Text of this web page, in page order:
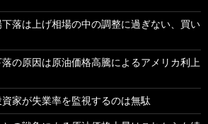
落は上げ相場の中の調整に過ぎない、買い
の原因は原油価格高騰によるアメリカ利上
家が失業率を監視するのは無駄